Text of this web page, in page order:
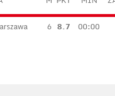
6 8.7 00:00